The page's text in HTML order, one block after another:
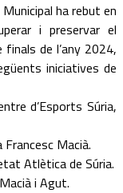
ha rebut en
i preservar el
de l’any 2024,
iniciatives de
d’Esports Súria,
Francesc Macià.
Atlètica de Súria.
i Agut.